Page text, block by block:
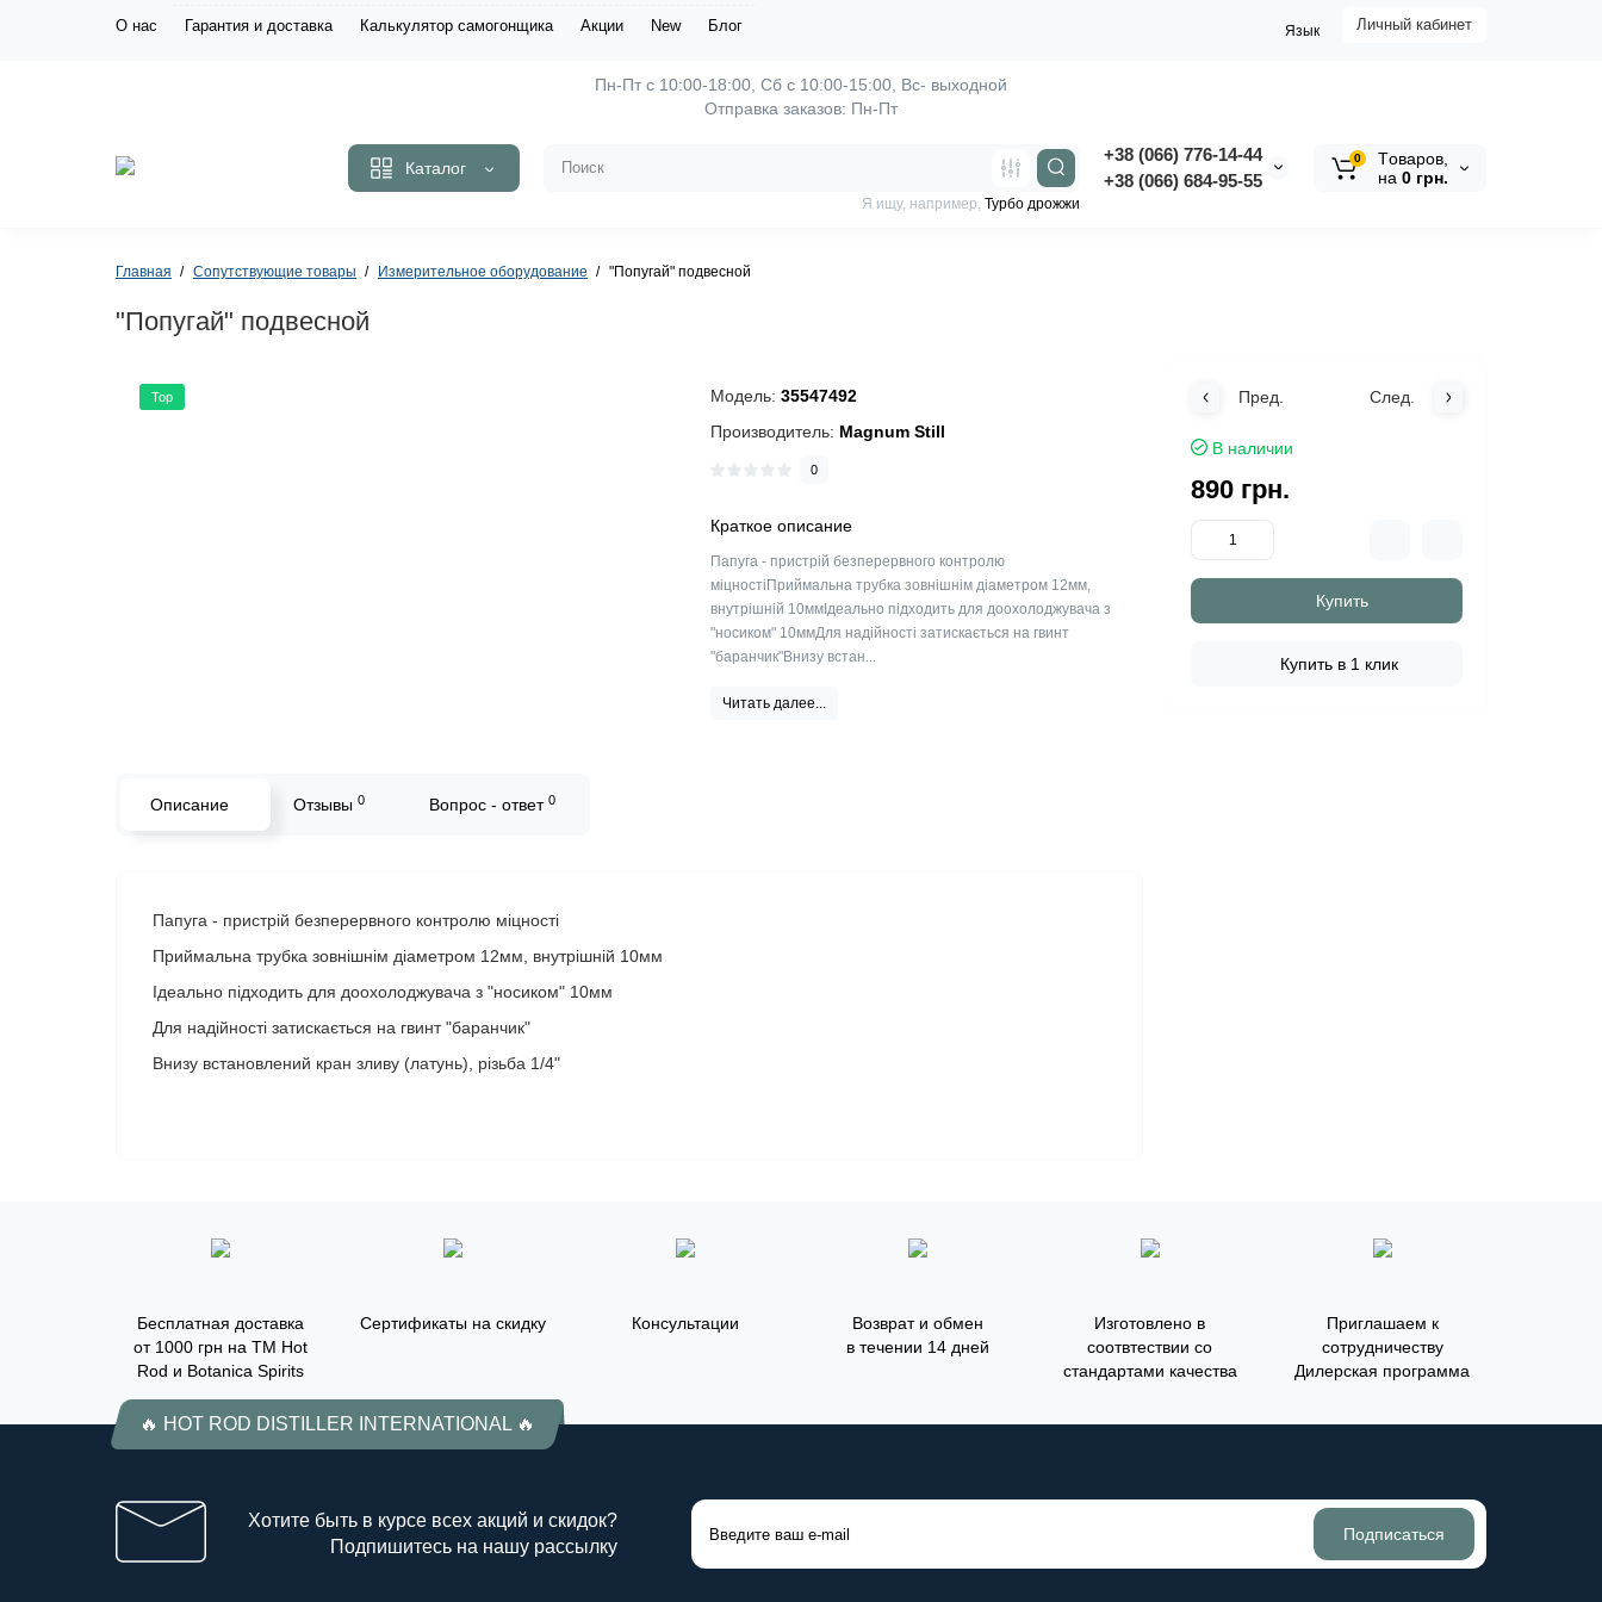
О нас Гарантия и доставка Калькулятор самогонщика Акции New Блог Личный кабинет
Язык
Каталог
Пн-Пт с 10:00-18:00,
Отправка заказов: Пн-Пт
+38 (066) 776-14-44
‭+38 (066) 684-95-55‬
Я ищу, например, Турбо дрожжи
0
Tоваров,
на 0 грн.
Главная Сопутствующие товары Измерительное оборудование "Попугай" подвесной
"Попугай" подвесной
Top Модель:35547492
Производитель: Magnum Still
0
Краткое описание
Папуга - пристрій безперервного контролю
міцностіПриймальна трубка зовнішнім діаметром 12мм,
внутрішній 10ммІдеально підходить для доохолоджувача з
"носиком" 10ммДля надійності затискається на гвинт
"баранчик"Внизу встан...
Читать далее...
Пред. След.
В наличии
890 грн.
Купить
Купить в 1 клик
Описание Отзывы 0 Вопрос - ответ 0
Папуга - пристрій безперервного контролю міцності
Приймальна трубка зовнішнім діаметром 12мм, внутрішній 10мм
Ідеально підходить для доохолоджувача з "носиком" 10мм
Для надійності затискається на гвинт "баранчик"
Внизу встановлений кран зливу (латунь), різьба 1/4"
Бесплатная доставка
от 1000 грн на ТМ Hot
Rod и Botanica Spirits
Сертификаты на скидку Консультации
Возврат и обмен
в течении 14 дней
Изготовлено в
соотвтествии со
стандартами качества
Приглашаем к
сотрудничеству
Дилерская программа
🔥 HOT ROD DISTILLER INTERNATIONAL 🔥
Хотите быть в курсе всех акций и скидок?
Подпишитесь на нашу рассылку
Подписаться